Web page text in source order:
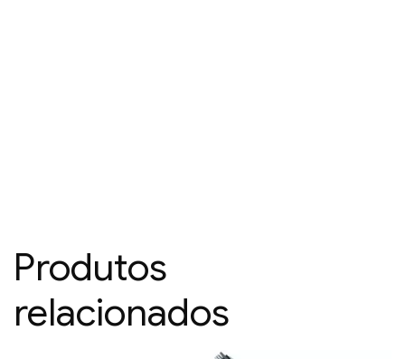
Produtos
relacionados